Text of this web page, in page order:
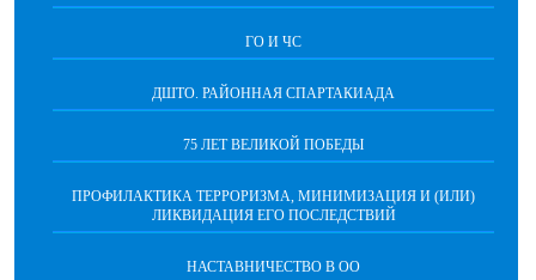
ГО И ЧС
ДШТО. РАЙОННАЯ СПАРТАКИАДА
75 ЛЕТ ВЕЛИКОЙ ПОБЕДЫ
ПРОФИЛАКТИКА ТЕРРОРИЗМА, МИНИМИЗАЦИЯ И (ИЛИ)
ЛИКВИДАЦИЯ ЕГО ПОСЛЕДСТВИЙ
НАСТАВНИЧЕСТВО В ОО